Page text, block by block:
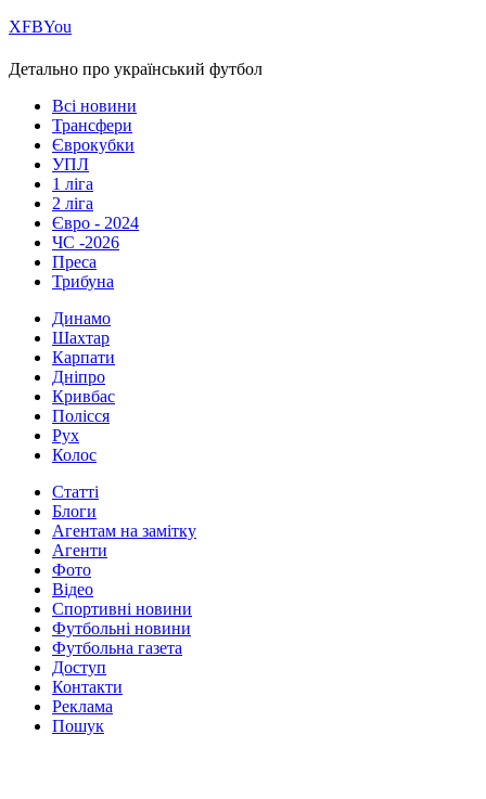
ХFBYou
Детально про український футбол
Всі новини
Трансфери
Єврокубки
УПЛ
1 ліга
2 ліга
Євро - 2024
ЧС -2026
Преса
Трибуна
Динамо
Шахтар
Карпати
Дніпро
Кривбас
Полісся
Рух
Колос
Статті
Блоги
Агентам на замітку
Агенти
Фото
Відео
Спортивні новини
Футбольні новини
Футбольна газета
Доступ
Контакти
Реклама
Пошук